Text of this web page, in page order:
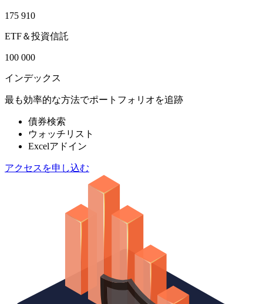
175 910
ETF＆投資信託
100 000
インデックス
最も効率的な方法でポートフォリオを追跡
債券検索
ウォッチリスト
Excelアドイン
アクセスを申し込む